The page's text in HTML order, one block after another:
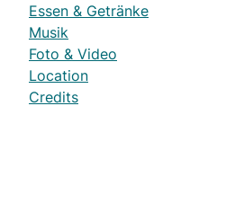
Essen & Getränke
Musik
Foto & Video
Location
Credits